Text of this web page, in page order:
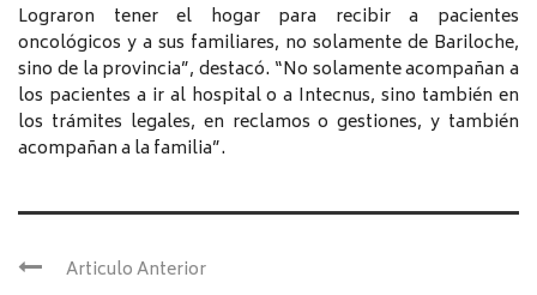
Lograron tener el hogar para recibir a pacientes
oncológicos y a sus familiares, no solamente de Bariloche,
sino de la provincia”, destacó. “No solamente acompañan a
los pacientes a ir al hospital o a Intecnus, sino también en
los trámites legales, en reclamos o gestiones, y también
acompañan a la familia”.
Articulo Anterior